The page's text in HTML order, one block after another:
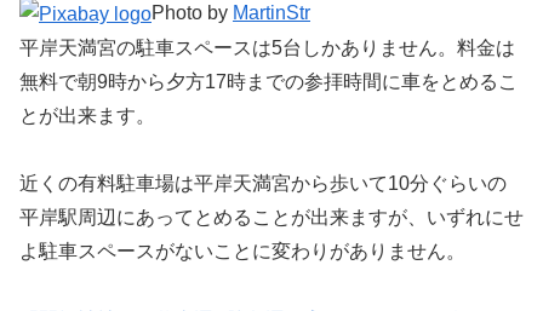
Photo by MartinStr
平岸天満宮の駐車スペースは5台しかありません。料金は
無料で朝9時から夕方17時までの参拝時間に車をとめるこ
とが出来ます。
近くの有料駐車場は平岸天満宮から歩いて10分ぐらいの
平岸駅周辺にあってとめることが出来ますが、いずれにせ
よ駐車スペースがないことに変わりがありません。